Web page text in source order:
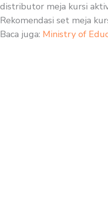
distributor meja kursi
Rekomendasi set meja
Baca juga: Ministry of